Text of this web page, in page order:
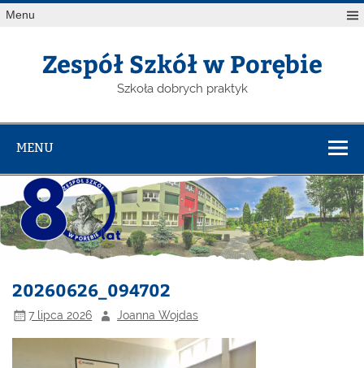
Menu
Zespół Szkół w Porębie
Szkoła dobrych praktyk
MENU
20260626_094702
7 lipca 2026 Joanna Wojdas